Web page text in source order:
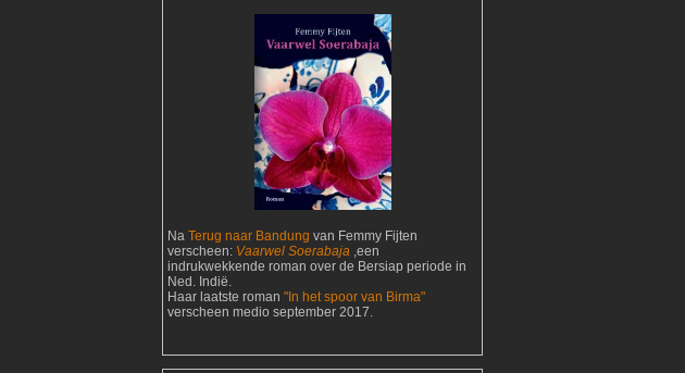
NaTerug naar Bandungvan Femmy Fijten
verscheen: Vaarwel Soerabaja ,een
indrukwekkende roman over de Bersiap periode in
Ned. Indië.
Haar laatste roman"In het spoor van Birma"
verscheen medio september 2017.